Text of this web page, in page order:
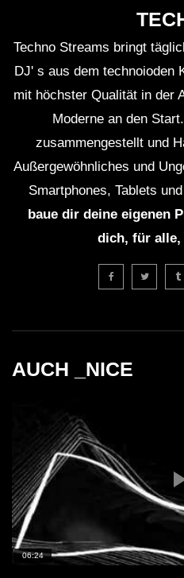
Steady –
Operator – Full
Lauren Mia –
Visualizer)
Simina Grigoriu
Techno Streams bringt
DJ' s aus dem technoioden
mit höchster Qualität in der
Moderne an den
zusammengestellt und
Außergewöhnliches und
Smartphones, Tablets
baue dir deine eigenen
dich, für alle,
AUCH _NICE
06:24